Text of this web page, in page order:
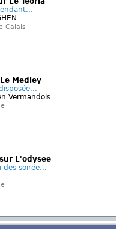
Calais
Medley
Vermandois
L'odysee
des soirée...